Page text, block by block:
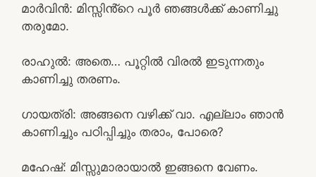
മാർവിൻ: മിസ്സിൻ്റെ പൂർ ഞങ്ങൾക്ക് കാണിച്ചു
തരുമോ.
രാഹുൽ: അതെ… പൂറ്റിൽ വിരൽ ഇടുന്നതും
കാണിച്ചു തരണം.
ഗായത്രി: അങ്ങനെ വഴിക്ക് വാ. എല്ലാം ഞാൻ
കാണിച്ചും പഠിപ്പിച്ചും തരാം, പോരെ?
മഹേഷ്‌: മിസ്സുമാരായാൽ ഇങ്ങനെ വേണം.